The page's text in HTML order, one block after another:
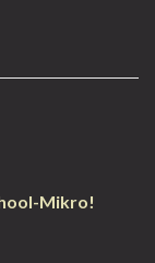
Mikro!